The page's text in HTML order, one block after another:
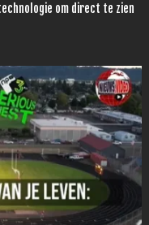
om direct te zien